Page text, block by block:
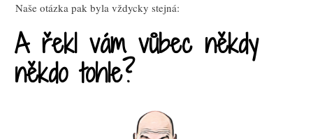
Naše otázka pak byla vždycky stejná:
A řekl vám vůbec někdy
někdo tohle?